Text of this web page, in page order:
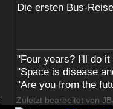
Die ersten Bus-
"Four years? I'll do it
"Space is disease
"Are you from the
Zuletzt bearbeitet von